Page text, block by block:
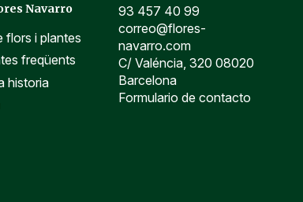
Navarro
flors i plantes
freqüents
historia
93 457 40 99
correo@flores-
navarro.com
C/ Valéncia, 320 08020
Barcelona
Formulario de contacto